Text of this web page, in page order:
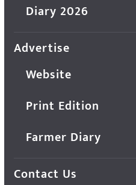
Diary 2026
Advertise
Website
Print Edition
Farmer Diary
Contact Us